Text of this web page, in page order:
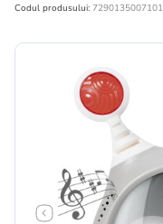
Codul produsului: 7290135007101